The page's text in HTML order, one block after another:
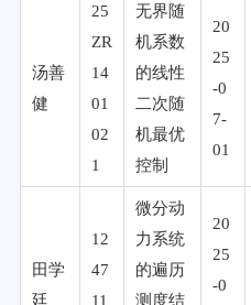
汤善
健
25
ZR
14
01
02
1
无界随
机系数
的线性
二次随
机最优
控制
20
25
-0
7-
01
田学
廷
12
47
11
微分动
力系统
的遍历
测度结
20
25
-0